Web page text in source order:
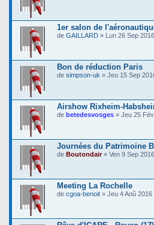
1er salon de
de GAILLARD » Lun 26 Sep
Bon de réduction Paris
de simpson-uk » Jeu 15 Sep
Airshow Rixheim-
de betedesvosges » Jeu 25
Journées du Patrimoine
de Boutondair» Ven 9 Sep
Meeting La Rochelle
de cgoa-benoit » Jeu 4 Aoû 2016